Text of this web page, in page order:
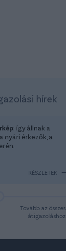
hírek
: így állnak a
nyári érkezők, a
RÉSZLETEK
Tovább az összes
átigazoláshoz